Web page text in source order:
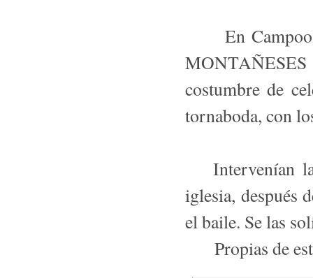
En Campoo,
costumbre de
tornaboda, con
Intervenían
iglesia, después
el baile. Se las
Propias de